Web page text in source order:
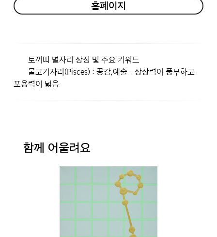
홈페이지
토끼띠 별자리 상징 및 주요 키워드
물고기자리(Pisces) : 공감,예술 - 상상력이 풍부하고
포용력이 넓음
함께 어울려요